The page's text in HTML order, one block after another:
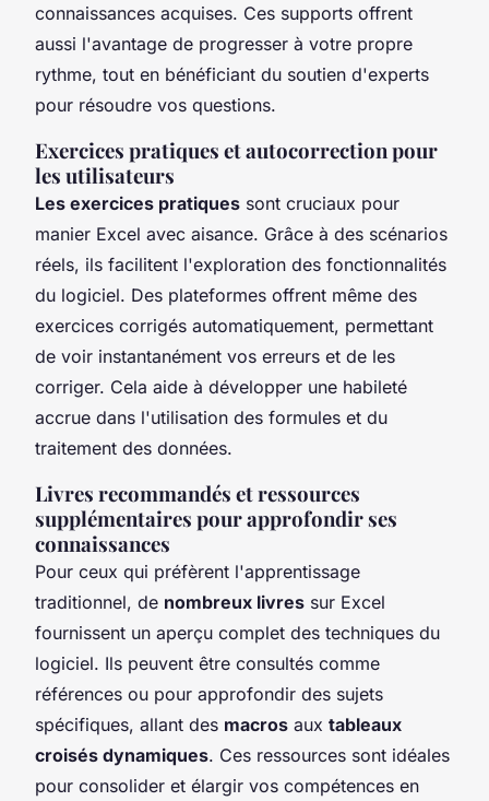
connaissances acquises. Ces supports offrent
aussi l'avantage de progresser à votre propre
rythme, tout en bénéficiant du soutien d'experts
pour résoudre vos questions.
Exercices pratiques et autocorrection pour
les utilisateurs
Les exercices pratiques sont cruciaux pour
manier Excel avec aisance. Grâce à des scénarios
réels, ils facilitent l'exploration des fonctionnalités
du logiciel. Des plateformes offrent même des
exercices corrigés automatiquement, permettant
de voir instantanément vos erreurs et de les
corriger. Cela aide à développer une habileté
accrue dans l'utilisation des formules et du
traitement des données.
Livres recommandés et ressources
supplémentaires pour approfondir ses
connaissances
Pour ceux qui préfèrent l'apprentissage
traditionnel, de nombreux livres sur Excel
fournissent un aperçu complet des techniques du
logiciel. Ils peuvent être consultés comme
références ou pour approfondir des sujets
spécifiques, allant des macros aux tableaux
croisés dynamiques. Ces ressources sont idéales
pour consolider et élargir vos compétences en